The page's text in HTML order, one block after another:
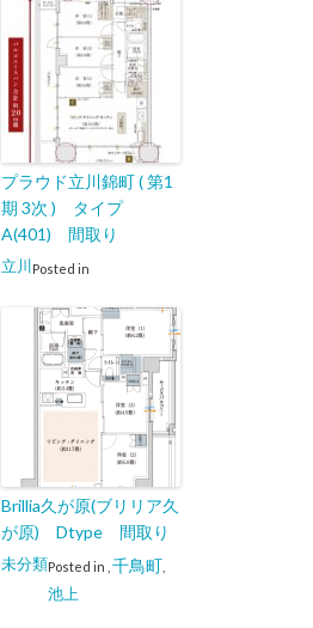
プラウド立川錦町 ( 第1
期 3次 ) タイプ
A(401) 間取り
Posted in
立川
Brillia久が原(ブリリア久
が原) Dtype 間取り
Posted in
未分類 千鳥町
池上